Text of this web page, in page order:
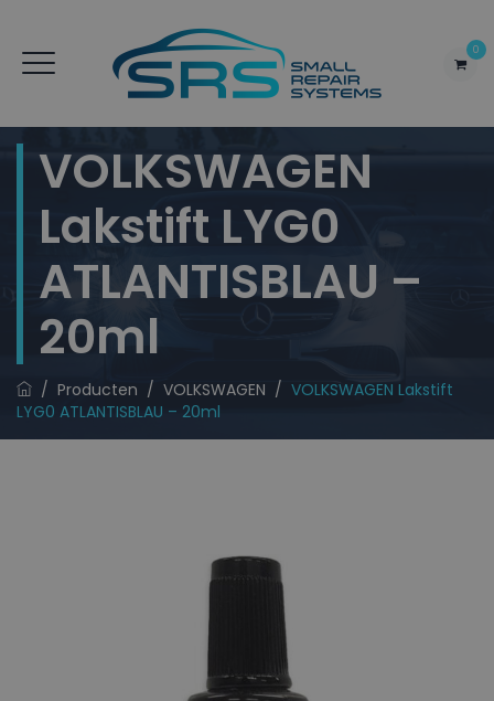
0
VOLKSWAGEN
Lakstift LYG0
ATLANTISBLAU –
20ml
/ Producten / VOLKSWAGEN / VOLKSWAGEN Lakstift
LYG0 ATLANTISBLAU – 20ml